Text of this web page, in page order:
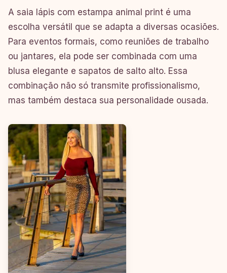
A saia lápis com estampa animal print é uma
escolha versátil que se adapta a diversas ocasiões.
Para eventos formais, como reuniões de trabalho
ou jantares, ela pode ser combinada com uma
blusa elegante e sapatos de salto alto. Essa
combinação não só transmite profissionalismo,
mas também destaca sua personalidade ousada.